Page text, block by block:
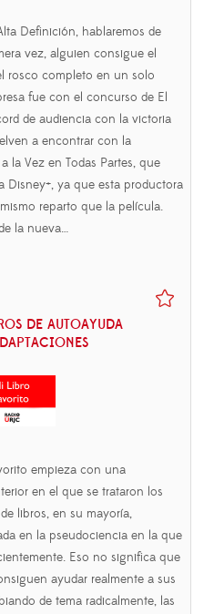
Definición, hablaremos de
vez, alguien consigue el
rosco completo en un solo
fue con el concurso de El
de audiencia con la victoria
a encontrar con la
la Vez en Todas Partes, que
Disney+, ya que esta productora
reparto que la película.
la nueva…
DE AUTOAYUDA
empieza con una
en el que se trataron los
libros, en su mayoría,
en la pseudociencia en la que
Eso no significa que
ayudar realmente a sus
de tema radicalmente, las